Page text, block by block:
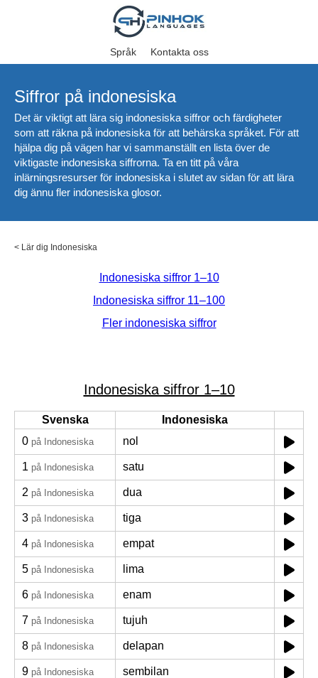
Språk Kontakta oss
Siffror på indonesiska
Det är viktigt att lära sig indonesiska siffror och färdigheter
som att räkna på indonesiska för att behärska språket. För att
hjälpa dig på vägen har vi sammanställt en lista över de
viktigaste indonesiska siffrorna. Ta en titt på våra
inlärningsresurser för indonesiska i slutet av sidan för att lära
dig ännu fler indonesiska glosor.
< Lär dig Indonesiska
Indonesiska siffror 1–10
Indonesiska siffror 11–100
Fler indonesiska siffror
Indonesiska siffror 1–10
Svenska
Indonesiska
0 på Indonesiska nol
1 på Indonesiska satu
2 på Indonesiska dua
3 på Indonesiska tiga
4 på Indonesiska empat
5 på Indonesiska lima
6 på Indonesiska enam
7 på Indonesiska tujuh
8 på Indonesiska delapan
9 på Indonesiska sembilan